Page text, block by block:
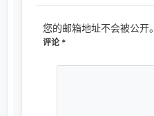
您的邮箱地址不会被公开。
评论 *